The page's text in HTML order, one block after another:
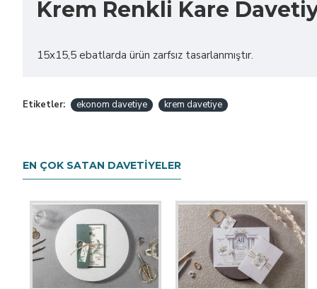
Krem Renkli Kare
15x15,5 ebatlarda ürün zarfsız tasarlanmıştır.
Etiketler: ekonom davetiye krem davetiye
EN ÇOK SATAN DAVETIYELER